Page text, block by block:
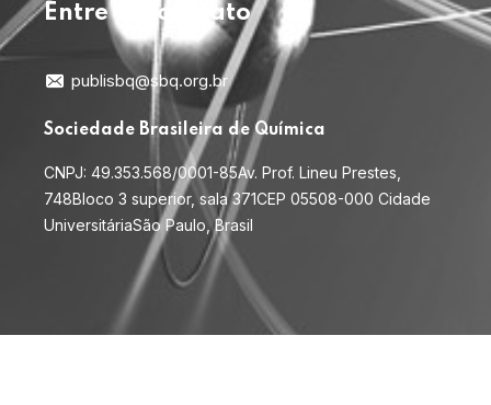
Entre em contato
publisbq@sbq.org.br
Sociedade Brasileira de Química
CNPJ: 49.353.568/0001-85Av. Prof. Lineu Prestes,
748Bloco 3 superior, sala 371CEP 05508-000 Cidade
UniversitáriaSão Paulo, Brasil